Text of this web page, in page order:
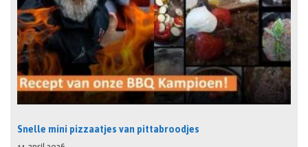
Snelle mini pizzaatjes van pittabroodjes